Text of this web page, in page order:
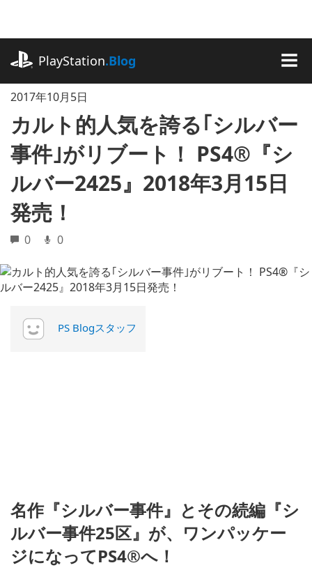
に
キ
ッ
プ
PlayStation.Blog
2017年10月5日
カルト的人気を誇る｢シルバー
事件｣がリブート！ PS4®『シ
ルバー2425』2018年3月15日
発売！
0 0
PS Blogスタッフ
名作『シルバー事件』とその続編『シ
ルバー事件25区』が、ワンパッケー
ジになってPS4®へ！